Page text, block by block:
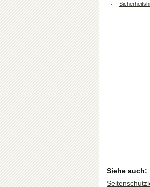
Siehe auch: